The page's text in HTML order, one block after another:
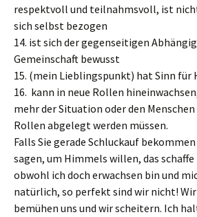
respektvoll und teilnahmsvoll, ist
sich selbst bezogen
14. ist sich der gegenseitigen
Gemeinschaft bewusst
15. (mein Lieblingspunkt) hat Sinn für
16. kann in neue Rollen
mehr der Situation oder den
Rollen abgelegt werden müssen.
Falls Sie gerade Schluckauf
sagen, um Himmels willen, das
obwohl ich doch erwachsen bin und
natürlich, so perfekt sind wir nicht!
bemühen uns und wir scheitern. Ich